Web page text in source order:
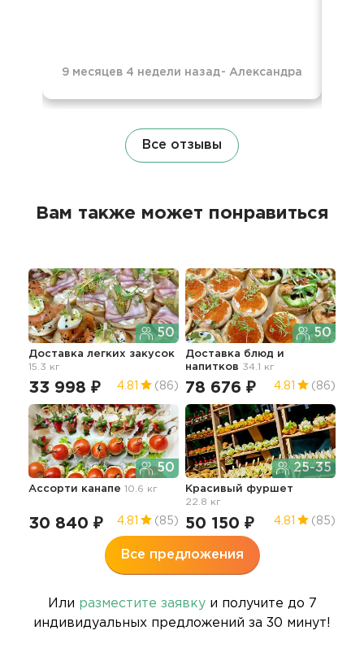
9 месяцев 4 недели назад- Александра
Все отзывы
Вам также может понравиться
50
Доставка легких закусок
15.3 кг
33 998 ₽ 4.81 (86)
50
Доставка блюд и
напитков 34.1 кг
78 676 ₽ 4.81 (86)
50
Ассорти канапе 10.6 кг
30 840 ₽ 4.81 (85)
25-35
Красивый фуршет
22.8 кг
50 150 ₽ 4.81 (85)
Все предложения
Или разместите заявкуи получите до 7
индивидуальных предложений за 30 минут!